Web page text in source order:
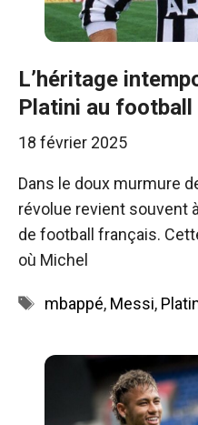
L’héritage
Platini au
18 février 2025
Dans le doux murmure
révolue revient souvent
de football français.
où Michel
Étiquettes
mbappé, Messi,